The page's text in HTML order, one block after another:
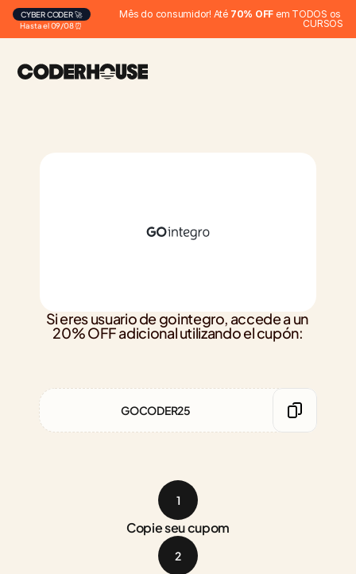
Hasta el 09/08 ⏰
CYBER CODER 🚀 Mês do consumidor! Até 70% OFF em TODOS os
CURSOS
Si eres usuario de gointegro, accede a un
20% OFF adicional utilizando el cupón:
GOCODER25
1
Copie seu cupom
2